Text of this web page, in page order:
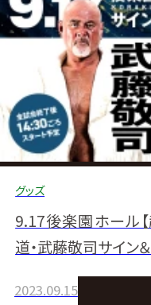
グッズ
9.17後楽園ホール
道・武藤敬司サイン
2023.09.15